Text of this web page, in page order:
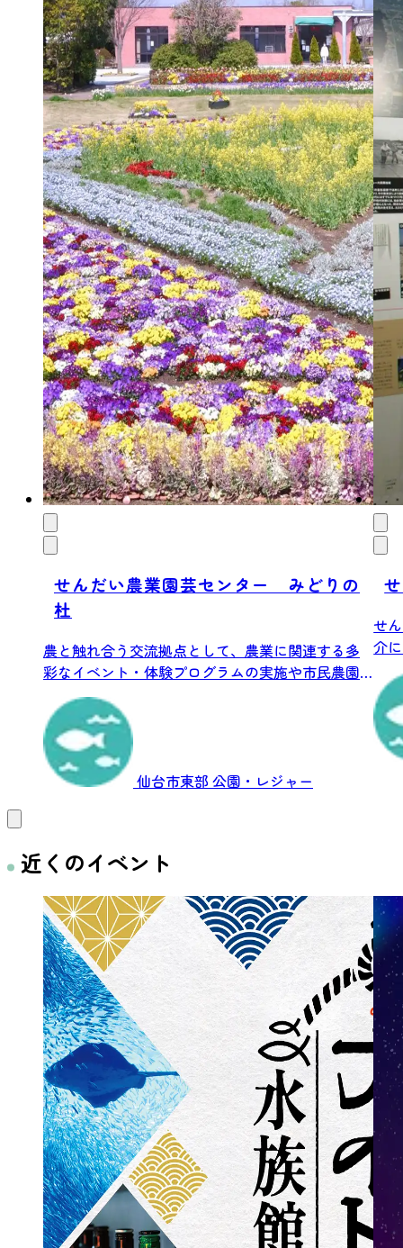
せんだい農業園芸センター みどりの
杜
農と触れ合う交流拠点として、農業に関連する多
彩なイベント・体験プログラムの実施や市民農園
を運営...
仙台市東部 公園・レジャー
せ
介
近くのイベント